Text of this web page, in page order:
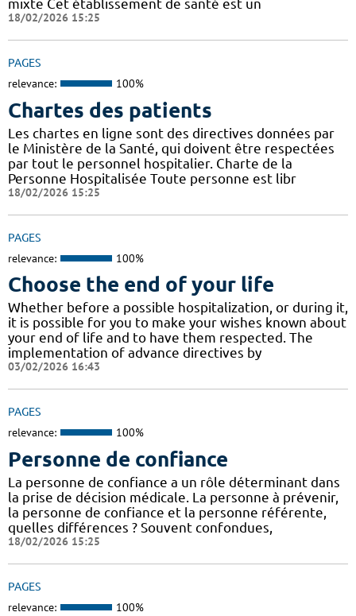
mixte Cet établissement de santé est un
18/02/2026 15:25
PAGES
relevance: 100%
Chartes des patients
Les chartes en ligne sont des directives données par
le Ministère de la Santé, qui doivent être respectées
par tout le personnel hospitalier. Charte de la
Personne Hospitalisée Toute personne est libr
18/02/2026 15:25
PAGES
relevance: 100%
Choose the end of your life
Whether before a possible hospitalization, or during it,
it is possible for you to make your wishes known about
your end of life and to have them respected. The
implementation of advance directives by
03/02/2026 16:43
PAGES
relevance: 100%
Personne de confiance
La personne de confiance a un rôle déterminant dans
la prise de décision médicale. La personne à prévenir,
la personne de confiance et la personne référente,
quelles différences ? Souvent confondues,
18/02/2026 15:25
PAGES
relevance: 100%